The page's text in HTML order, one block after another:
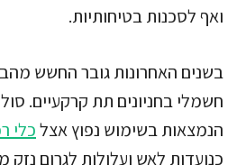
ואף לסכנות בטיחותיות.
בשנים האחרונות גובר החשש
חשמלי בחניונים תת קרקעיים.
הנמצאות בשימוש נפוץ אצלכלי
כנועדות לאש ועלולות לגרום